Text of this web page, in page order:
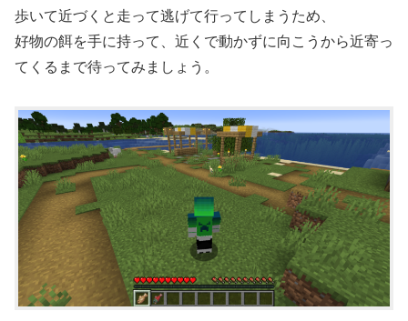
歩いて近づくと走って逃げて行ってしまうため、
好物の餌を手に持って、近くで動かずに向こうから近寄っ
てくるまで待ってみましょう。